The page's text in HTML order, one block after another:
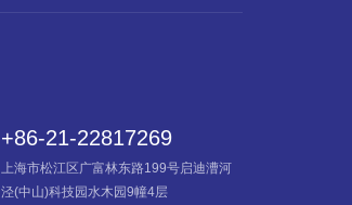
+86-21-22817269
上海市松江区广富林东路199号启迪漕河
泾(中山)科技园水木园9幢4层